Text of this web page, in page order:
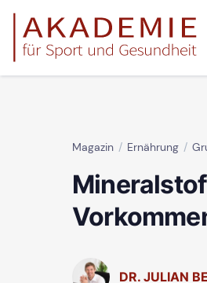
Magazin Ernährung
DR. JULIAN